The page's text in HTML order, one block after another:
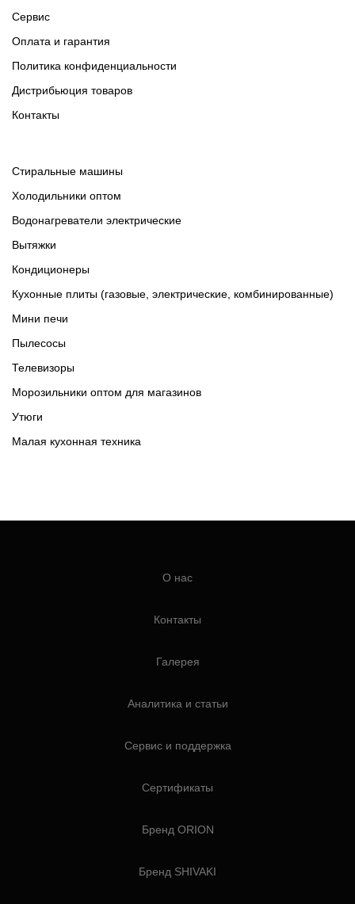
Сервис
Оплата и гарантия
Политика конфиденциальности
Дистрибьюция товаров
Контакты
Cтиральные машины
Холодильники оптом
Водонагреватели электрические
Вытяжки
Кондиционеры
Кухонные плиты (газовые, электрические, комбинированные)
Мини печи
Пылесосы
Телевизоры
Морозильники оптом для магазинов
Утюги
Малая кухонная техника
О нас
Контакты
Галерея
Аналитика и статьи
Сервис и поддержка
Сертификаты
Бренд ORION
Бренд SHIVAKI